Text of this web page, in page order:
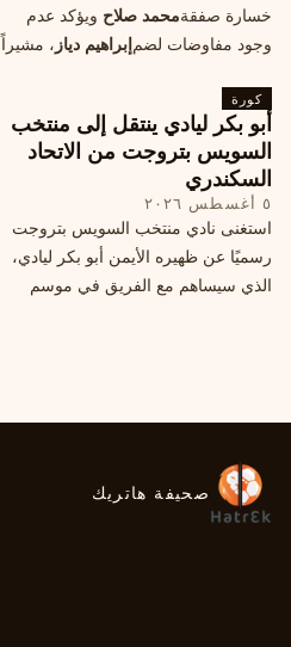
خسارة صفقةمحمد صلاح ويؤكد عدم
وجود مفاوضات لضمإبراهيم دياز ، مشيراً
محتملة أخرى.
كورة
أبو بكر ليادي ينتقل إلى منتخب
السويس بتروجت من الاتحاد
السكندري
٥ أغسطس ٢٠٢٦
استغنى نادي منتخب السويس بتروجت
رسميًا عن ظهيره الأيمن أبو بكر ليادي،
الذي سيساهم مع الفريق في موسم
صحيفة هاتريك